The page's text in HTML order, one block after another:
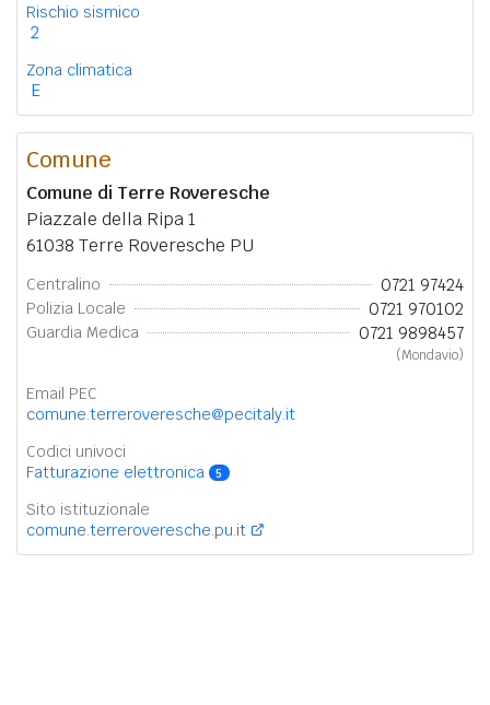
Rischio sismico
2
Zona climatica
E
Comune
Comune di Terre Roveresche
Piazzale della Ripa 1
61038 Terre Roveresche PU
Centralino 0721 97424
Polizia Locale 0721 970102
Guardia Medica 0721 9898457
(Mondavio)
Email PEC
comune.terreroveresche@pecitaly.it
Codici univoci
Fatturazione elettronica
5
Sito istituzionale
comune.terreroveresche.pu.it